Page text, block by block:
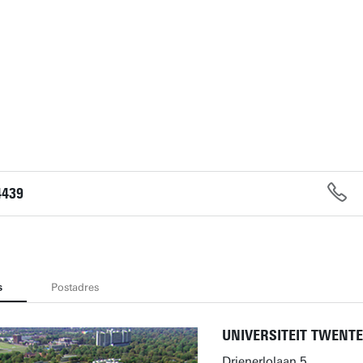
Postadres
UNIVERSITEIT TWENTE